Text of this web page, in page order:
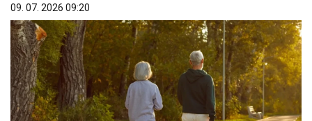
09. 07. 2026 09:20